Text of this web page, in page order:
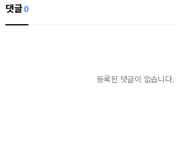
댓글0
등록된 댓글이 없습니다.